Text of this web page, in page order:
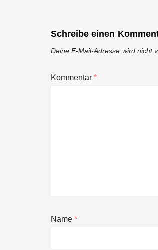
Schreibe einen
Deine E-Mail-Adresse wird nicht
Kommentar*
Name*